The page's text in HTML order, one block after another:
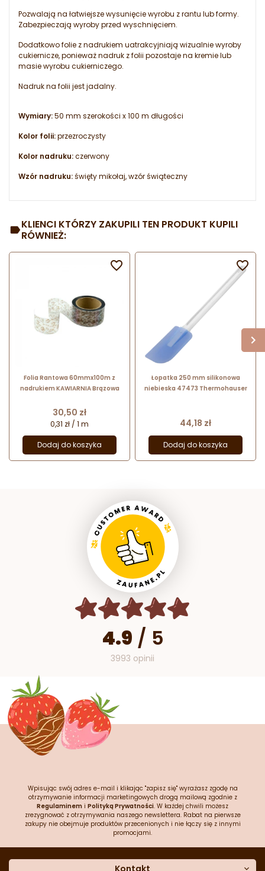
Pozwalają na łatwiejsze wysunięcie wyrobu z rantu lub formy.
Zabezpieczają wyroby przed wyschnięciem.
Dodatkowo folie z nadrukiem uatrakcyjniają wizualnie wyroby
cukiernicze, ponieważ nadruk z folii pozostaje na kremie lub
masie wyrobu cukierniczego.
Nadruk na folii jest jadalny.
Wymiary:50 mm szerokości x 100 m długości
Kolor folii:przezroczysty
Kolor nadruku:czerwony
Wzór nadruku:święty mikołaj, wzór świąteczny
KLIENCI KTÓRZY ZAKUPILI TEN PRODUKT KUPILI
RÓWNIEŻ:
Folia Rantowa 60mmx100m z
nadrukiem KAWIARNIA Brązowa
Cena
30,50 zł
0,31 zł / 1 m
Dodaj do koszyka

Łopatka 250 mm silikonowa
niebieska 47473 Thermohauser
Cena
44,18 zł
Dodaj do koszyka

4.9 / 5
3993 opinii
Wpisując swój adres e-mail i klikając "zapisz się" wyrażasz zgodę na
otrzymywanie informacji marketingowych drogą mailową zgodnie z
Regulaminem i Polityką Prywatności. W każdej chwili możesz
zrezygnować z otrzymywania naszego newslettera. Rabat na pierwsze
zakupy nie obejmuje produktów przecenionych i nie łączy się z innymi
promocjami.